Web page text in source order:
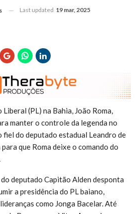
Last updated 19 mar, 2025
(PL) na Bahia, João Roma,
manter o controle da legenda no
fiel do deputado estadual Leandro de
que Roma deixe o comando do
deputado Capitão Alden desponta
a presidência do PL baiano,
como Jonga Bacelar. Até